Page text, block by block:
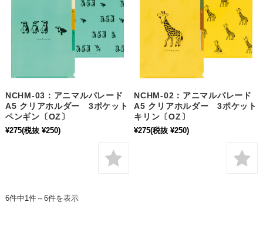
NCHM-03：アニマルパレード
A5 クリアホルダー 3ポケット
ペンギン〔OZ〕
¥275(税抜 ¥250)
NCHM-02：アニマルパレード
A5 クリアホルダー 3ポケット
キリン〔OZ〕
¥275(税抜 ¥250)
6件中1件～6件を表示